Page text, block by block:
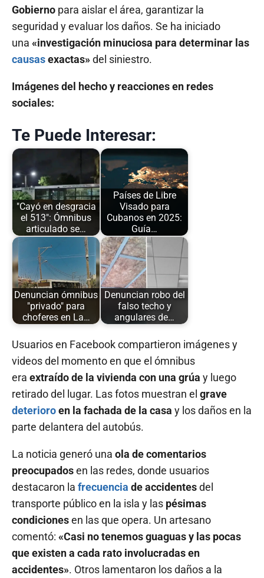
Gobierno para aislar el área, garantizar la
seguridad y evaluar los daños. Se ha iniciado
una «investigación minuciosa para determinar las
causasexactas»del siniestro.
Imágenes del hecho y reacciones en redes
sociales:
Te Puede Interesar:
"Cayó en desgracia
el 513": Ómnibus
articulado se…
Países de Libre
Visado para
Cubanos en 2025:
Guía…
Denuncian ómnibus
"privado" para
choferes en La…
Denuncian robo del
falso techo y
angulares de…
Usuarios en Facebook compartieron imágenes y
videos del momento en que el ómnibus
era extraído de la vivienda con una grúa y luego
retirado del lugar. Las fotos muestran el grave
deterioroen la fachada de la casa y los daños en la
parte delantera del autobús.
La noticia generó una ola de comentarios
preocupadosen las redes, donde usuarios
destacaron la frecuencia de accidentesdel
transporte público en la isla y las pésimas
condicionesen las que opera. Un artesano
comentó: «Casi no tenemos guaguas y las pocas
que existen a cada rato involucradas en
accidentes». Otros lamentaron los daños a la